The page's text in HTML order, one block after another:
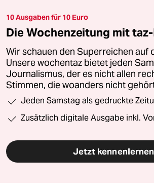
10 Ausgaben für 10 Euro
Die Wochenzeitung mit
Wir schauen den Superreichen auf
Unsere wochentaz bietet jeden
Journalismus, der es nicht allen
Stimmen, die woanders nicht
Jeden Samstag als gedruckte
Zusätzlich digitale Ausgabe inkl.
Jetzt kennenlernen